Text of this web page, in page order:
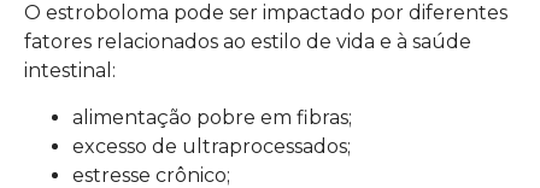
O estroboloma pode ser impactado por diferentes
fatores relacionados ao estilo de vida e à saúde
intestinal:
alimentação pobre em fibras;
excesso de ultraprocessados;
estresse crônico;